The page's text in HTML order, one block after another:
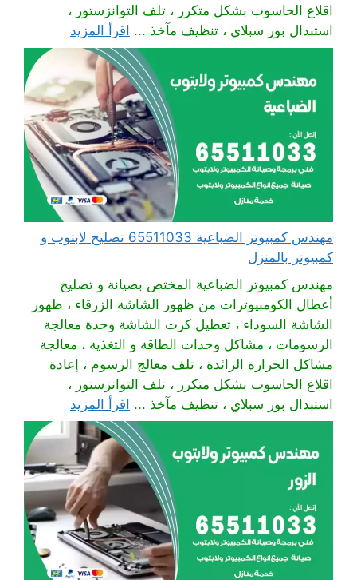
اقلاع الحاسوب بشكل متكرر ، تلف التوانزستور ،
استبدال بور سبلاي ، تنظيف مآخذ ... اقرأ المزيد
مهندس كمبيوتر الضباعية 65511033 تصليح لابتوب و
كمبيوتر بالمنزل
مهندس كمبيوتر الضباعية المختص بصيانة و تصليح
أعطال الكومبيوترات من ظهور الشاشة الزرقاء ، ظهور
الشاشة السوداء ، تعطيل كرت الشاشة وحدة معالجة
الرسومات ، مشاكل وحدات الطاقة و التغذية ، معالجة
مشاكل الحرارة الزائدة ، تلف معالج الرسوم ، إعادة
اقلاع الحاسوب بشكل متكرر ، تلف التوانزستور ،
استبدال بور سبلاي ، تنظيف مآخذ ... اقرأ المزيد